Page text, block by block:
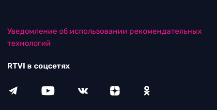
Уведомление об использовании рекомендательных
технологий
RTVI в соцсетях